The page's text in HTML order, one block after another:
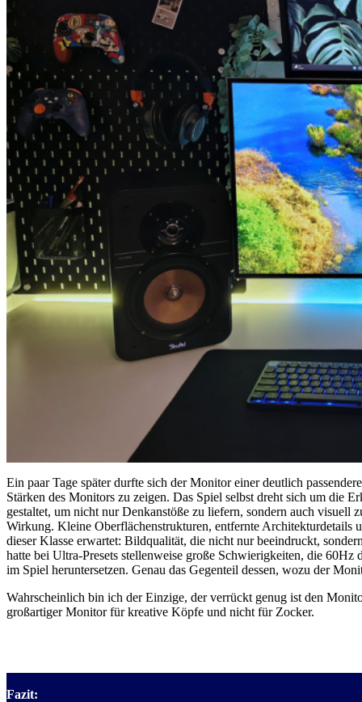
Ein paar Tage später durfte sich der Monitor einer deutlich
Stärken des Monitors zu zeigen. Das Spiel selbst dreht sich um die
gestaltet, um nicht nur Denkanstöße zu liefern, sondern auch
Wirkung. Kleine Oberflächenstrukturen, entfernte
dieser Klasse erwartet: Bildqualität, die nicht nur beeindruckt,
hatte bei Ultra-Presets stellenweise große Schwierigkeiten, die
im Spiel heruntersetzen. Genau das Gegenteil dessen, wozu der
Wahrscheinlich bin ich der Einzige, der verrückt genug ist den
großartiger Monitor für kreative Köpfe und nicht für Zocker.
Fazit: